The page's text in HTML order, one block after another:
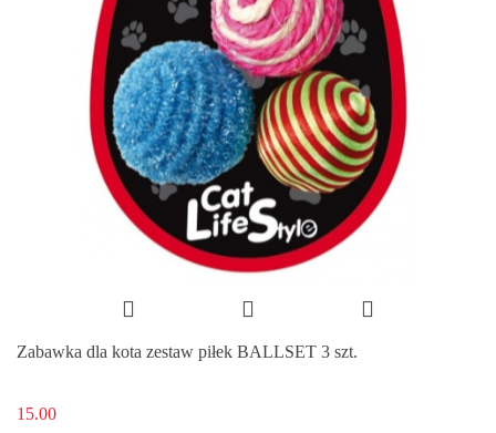
Zabawka dla kota zestaw piłek BALLSET 3 szt.
15.00